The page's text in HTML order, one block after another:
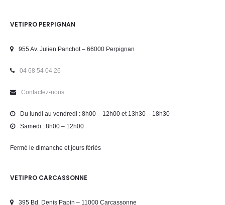
VETIPRO PERPIGNAN
955 Av. Julien Panchot – 66000 Perpignan
04 68 54 04 26
Contactez-nous
Du lundi au vendredi : 8h00 – 12h00 et 13h30 – 18h30
Samedi : 8h00 – 12h00
Fermé le dimanche et jours fériés
VETIPRO CARCASSONNE
395 Bd. Denis Papin – 11000 Carcassonne